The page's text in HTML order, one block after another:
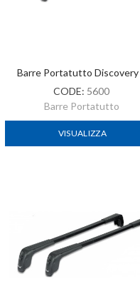
Barre Portatutto Discovery
CODE: 5600
Barre Portatutto
VISUALIZZA